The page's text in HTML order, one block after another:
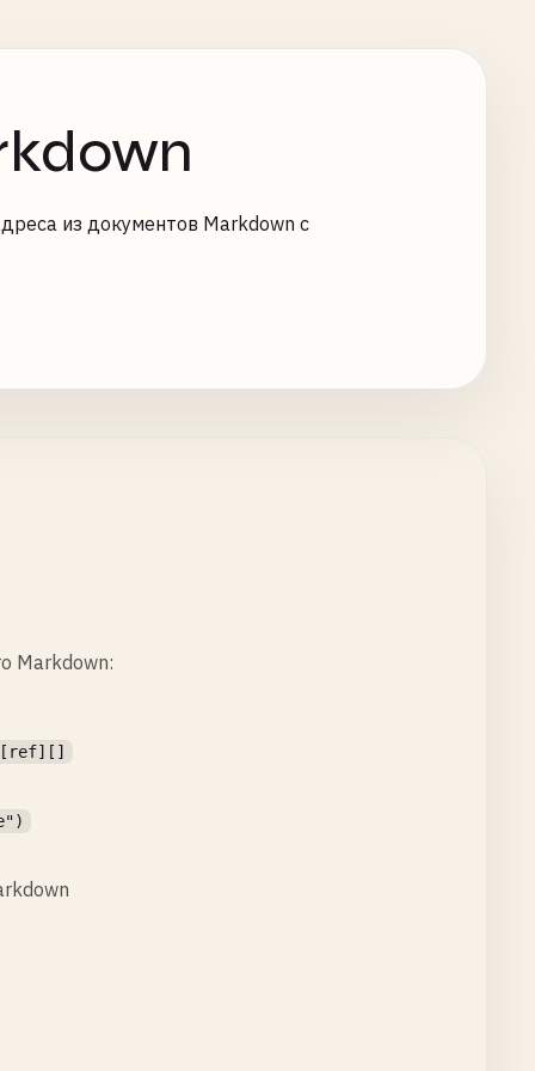
из документов Markdown с
Markdown:
[ref][]